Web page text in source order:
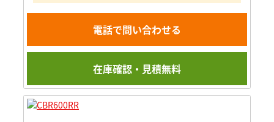
電話で問い合わせる
在庫確認・見積無料